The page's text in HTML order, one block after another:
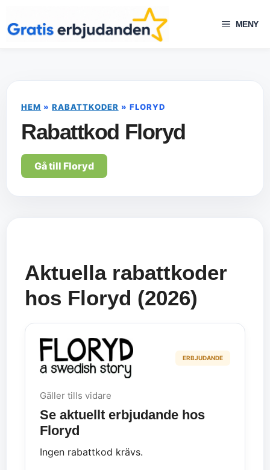
till
innehåll
MENY
HEM »RABATTKODER » FLORYD
Rabattkod Floryd
Gå till Floryd
Aktuella rabattkoder
hos Floryd (2026)
ERBJUDANDE
Gäller tills vidare
Se aktuellt erbjudande hos
Floryd
Ingen rabattkod krävs.